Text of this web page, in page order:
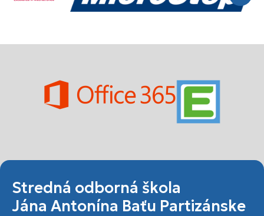
Stredná odborná škola
Jána Antonína Baťu Partizánske